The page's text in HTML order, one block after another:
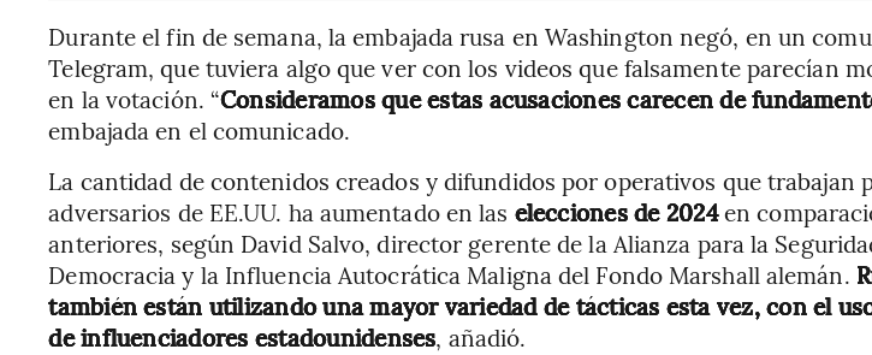
Durante el fin de semana, la embajada rusa en Washington negó, en un
Telegram, que tuviera algo que ver con los videos que falsamente parecían
en la votación. “Consideramos que estas acusaciones carecen de
embajada en el comunicado.
La cantidad de contenidos creados y difundidos por operativos que trabajan
adversarios de EE.UU. ha aumentado en las elecciones de 2024en
anteriores, según David Salvo, director gerente de la Alianza para la
Democracia y la Influencia Autocrática Maligna del Fondo Marshall alemán.
también están utilizando una mayor variedad de tácticas esta vez, con el
de influenciadores estadounidenses, añadió.